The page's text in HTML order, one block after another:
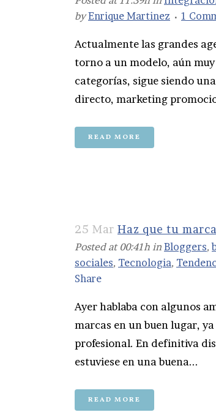
byEnrique Martinez 1
Actualmente las grandes
torno a un modelo, aún
categorías, sigue siendo
directo, marketing
READ MORE
25 Mar Haz que tu
Posted at 00:41h in Bloggers,
sociales, Tecnologia,
Share
Ayer hablaba con algunos
marcas en un buen lugar,
profesional. En definitiva
estuviese en una buena...
READ MORE